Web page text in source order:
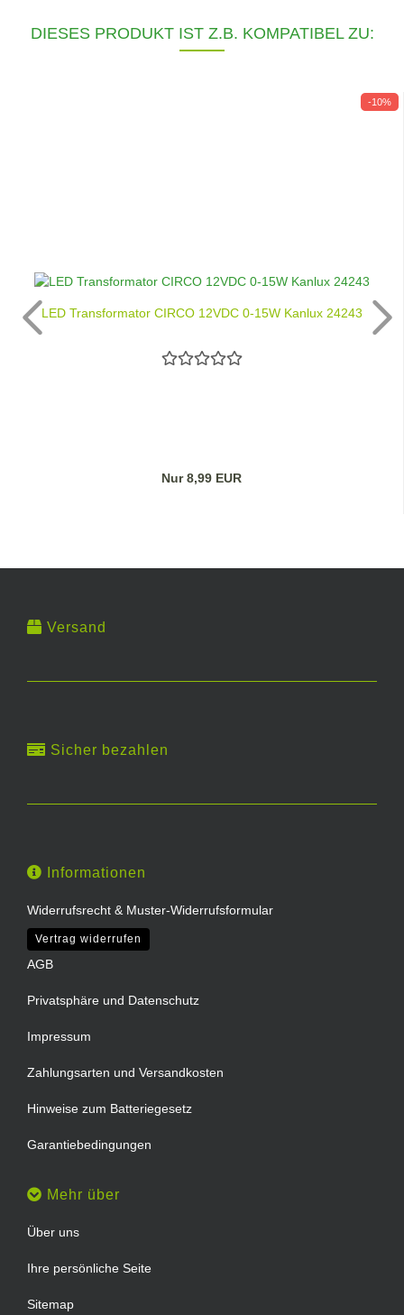
DIESES PRODUKT IST Z.B. KOMPATIBEL ZU:
-10%
LED Transformator CIRCO 12VDC 0-15W Kanlux 24243
Nur 8,99 EUR
Versand
Sicher bezahlen
Informationen
Widerrufsrecht & Muster-Widerrufsformular
Vertrag widerrufen
AGB
Privatsphäre und Datenschutz
Impressum
Zahlungsarten und Versandkosten
Hinweise zum Batteriegesetz
Garantiebedingungen
Mehr über
Über uns
Ihre persönliche Seite
Sitemap